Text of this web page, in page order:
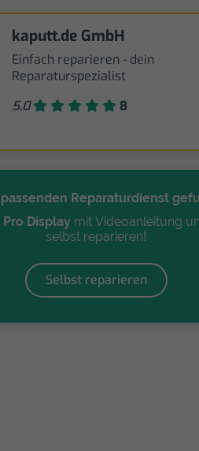
kaputt.de GmbH
Einfach reparieren - dein
Reparaturspezialist
5,0
8
Reparaturdienst
Pro Displaymit Videoanleitung
selbst reparieren!
Selbst reparieren